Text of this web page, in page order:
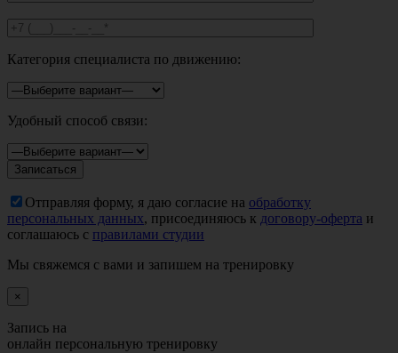
Категория специалиста по движению:
Удобный способ связи:
Отправляя форму, я даю согласие на обработку
персональных данных, присоединяюсь к договору-оферта и
соглашаюсь с правилами студии
Мы свяжемся с вами и запишем на тренировку
×
Запись на
онлайн персональную тренировку